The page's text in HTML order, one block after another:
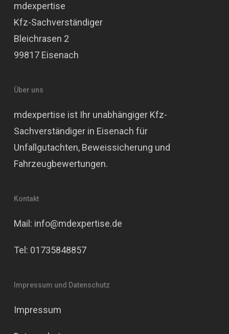
mdexpertise
Kfz-Sachverständiger
Bleichrasen 2
99817 Eisenach
Über uns
mdexpertise ist Ihr unabhängiger Kfz-
Sachverständiger in Eisenach für
Unfallgutachten, Beweissicherung und
Fahrzeugbewertungen.
Kontakt
Mail: info@mdexpertise.de
Tel: 01735848857
Impressum und Datenschutz
Impressum